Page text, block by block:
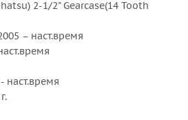
2-1/2" Gearcase(14 Tooth
– наст.время
- наст.время